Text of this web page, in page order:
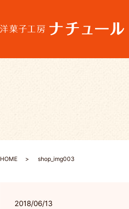
HOME shop_img003
2018/06/13